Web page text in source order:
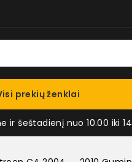
prekių ženklai
ir šeštadienį nuo 10.00 iki